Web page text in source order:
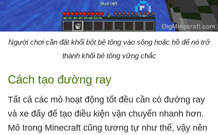
Người chơi cần đặt khối bột bê tông vào sông hoặc hồ để nó trở
thành khối bê tông vững chắc
Cách tạo đường ray
Tất cả các mỏ hoạt động tốt đều cần có đường ray
và xe đẩy để tạo điều kiện vận chuyển nhanh hơn.
Mỏ trong Minecraft cũng tương tự như thế, vậy nên